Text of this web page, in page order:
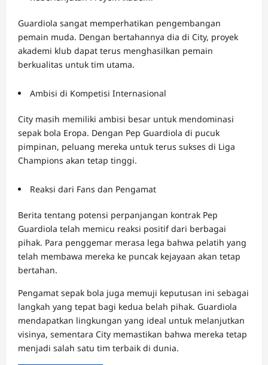
Guardiola sangat memperhatikan pengembangan
pemain muda. Dengan bertahannya dia di City, proyek
akademi klub dapat terus menghasilkan pemain
berkualitas untuk tim utama.
Ambisi di Kompetisi Internasional
City masih memiliki ambisi besar untuk mendominasi
sepak bola Eropa. Dengan Pep Guardiola di pucuk
pimpinan, peluang mereka untuk terus sukses di Liga
Champions akan tetap tinggi.
Reaksi dari Fans dan Pengamat
Berita tentang potensi perpanjangan kontrak Pep
Guardiola telah memicu reaksi positif dari berbagai
pihak. Para penggemar merasa lega bahwa pelatih yang
telah membawa mereka ke puncak kejayaan akan tetap
bertahan.
Pengamat sepak bola juga memuji keputusan ini sebagai
langkah yang tepat bagi kedua belah pihak. Guardiola
mendapatkan lingkungan yang ideal untuk melanjutkan
visinya, sementara City memastikan bahwa mereka tetap
menjadi salah satu tim terbaik di dunia.